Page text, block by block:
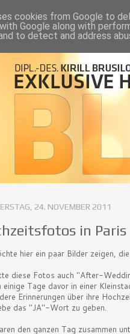
24. NOVEMBER 2011
in Paris
hier ein paar Bilder zeigen,
diese Fotos auch "After-
einige Tage davor in einer
Erinnerungen über ihre
das "JA"-Wort zu geben.
den ganzen Tag zusammen
cookies from Google to
Google along with
to detect and address